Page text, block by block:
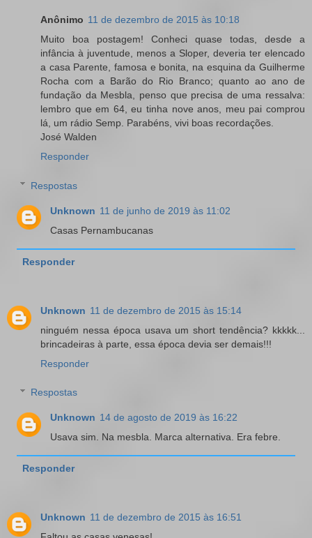
Anônimo 11 de dezembro de 2015 às 10:18
Muito boa postagem! Conheci quase todas, desde a
infância à juventude, menos a Sloper, deveria ter elencado
a casa Parente, famosa e bonita, na esquina da Guilherme
Rocha com a Barão do Rio Branco; quanto ao ano de
fundação da Mesbla, penso que precisa de uma ressalva:
lembro que em 64, eu tinha nove anos, meu pai comprou
lá, um rádio Semp. Parabéns, vivi boas recordações.
José Walden
Responder
Respostas
Unknown 11 de junho de 2019 às 11:02
Casas Pernambucanas
Responder
Unknown 11 de dezembro de 2015 às 15:14
ninguém nessa época usava um short tendência? kkkkk...
brincadeiras à parte, essa época devia ser demais!!!
Responder
Respostas
Unknown 14 de agosto de 2019 às 16:22
Usava sim. Na mesbla. Marca alternativa. Era febre.
Responder
Unknown 11 de dezembro de 2015 às 16:51